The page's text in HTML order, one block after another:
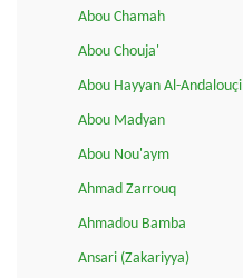
Abou Chamah
Abou Chouja'
Abou Hayyan Al-Andalouçi
Abou Madyan
Abou Nou'aym
Ahmad Zarrouq
Ahmadou Bamba
Ansari (Zakariyya)